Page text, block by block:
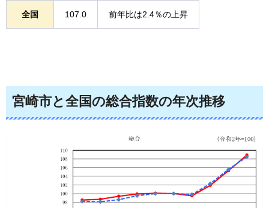
全国 107.0 前年比は2.4％の上昇
宮崎市と全国の総合指数の年次推移